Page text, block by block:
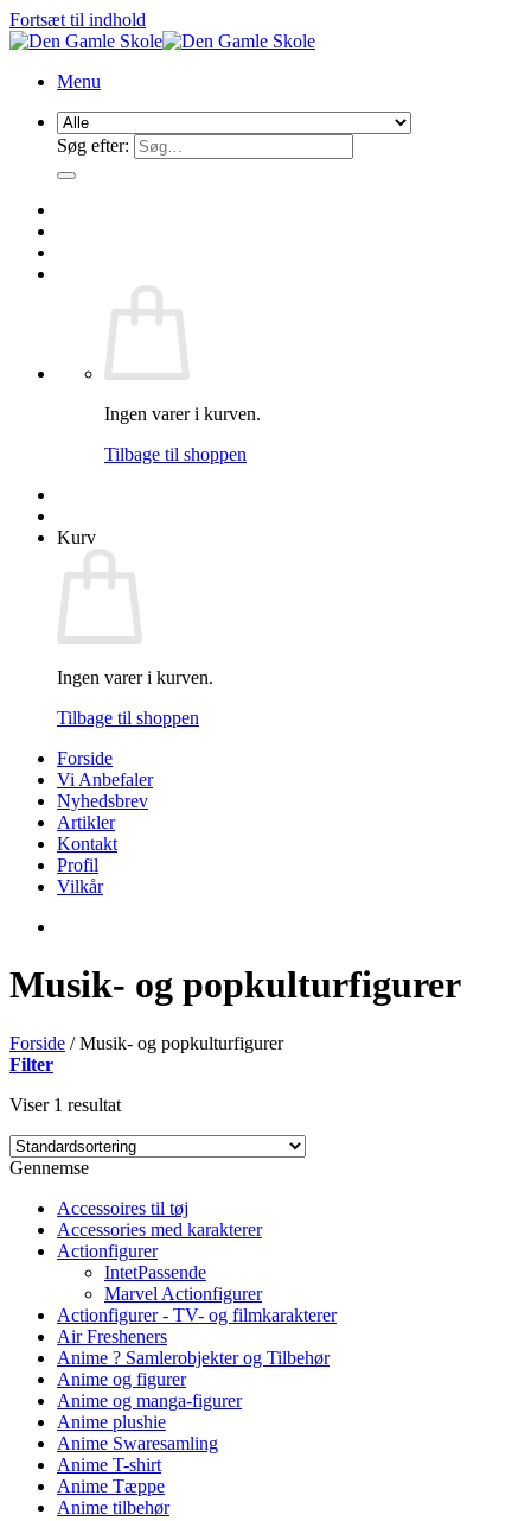
Fortsæt til indhold
Menu
Søg efter:
Ingen varer i kurven.
Tilbage til shoppen
Kurv
Ingen varer i kurven.
Tilbage til shoppen
Forside
Vi Anbefaler
Nyhedsbrev
Artikler
Kontakt
Profil
Vilkår
Musik- og popkulturfigurer
Forside /Musik- og popkulturfigurer
Filter
Viser 1 resultat
Gennemse
Accessoires til tøj
Accessories med karakterer
Actionfigurer
IntetPassende
Marvel Actionfigurer
Actionfigurer - TV- og filmkarakterer
Air Fresheners
Anime ? Samlerobjekter og Tilbehør
Anime og figurer
Anime og manga-figurer
Anime plushie
Anime Swaresamling
Anime T-shirt
Anime Tæppe
Anime tilbehør